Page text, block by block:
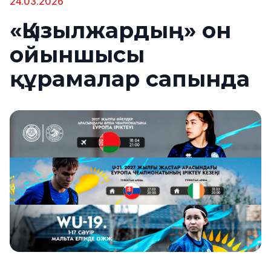
«Қызылжардың» он
ойыншысы
құрамалар сапында